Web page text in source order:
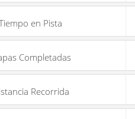
en Pista
Completadas
Recorrida